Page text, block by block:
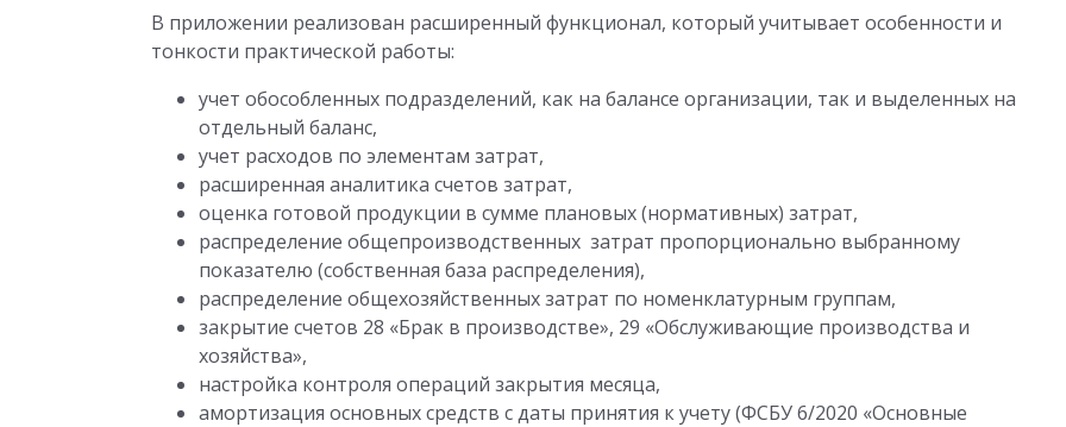
В приложении реализован расширенный функционал, который учитывает особенности и
тонкости практической работы:
учет обособленных подразделений, как на балансе организации, так и выделенных на
отдельный баланс,
учет расходов по элементам затрат,
расширенная аналитика счетов затрат,
оценка готовой продукции в сумме плановых (нормативных) затрат,
распределение общепроизводственных затрат пропорционально выбранному
показателю (собственная база распределения),
распределение общехозяйственных затрат по номенклатурным группам,
закрытие счетов 28 «Брак в производстве», 29 «Обслуживающие производства и
хозяйства»,
настройка контроля операций закрытия месяца,
амортизация основных средств с даты принятия к учету (ФСБУ 6/2020 «Основные